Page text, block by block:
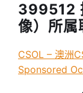
399512
像）所
CSOL – 澳洲
Sponsored